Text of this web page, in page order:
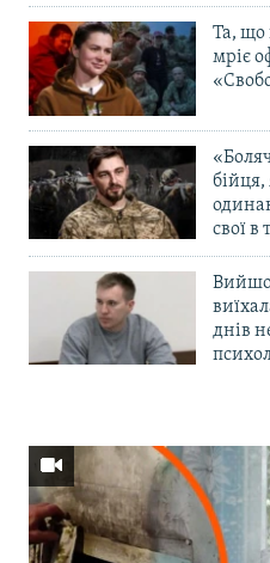
Та, що
мріє
бійця,
свої в
днів